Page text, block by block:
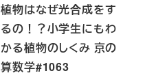
植物はなぜ光合成をす
るの！？小学生にもわ
かる植物のしくみ 京の
算数学#1063